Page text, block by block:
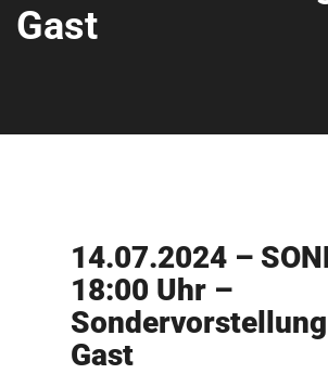
Gast
14.07.2024 –
18:00 Uhr –
Gast